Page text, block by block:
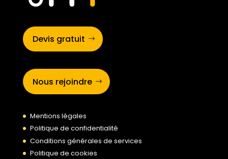
Devis gratuit
Nous rejoindre
Mentions légales
Politique de confidentialité
Conditions générales de services
Politique de cookies